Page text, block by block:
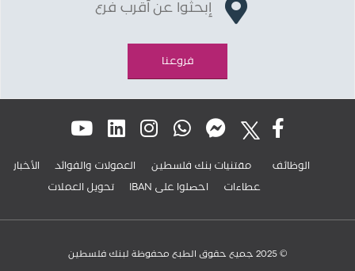
إبحثوا عن أقرب فرع
فروعنا
الوظائف مقتنيات بنك فلسطين العمولات والفوائد الأخبار
عطاءات IBAN احصلوا على تحويل العملات
© 2025 جميع حقوق الطبع محفوظة لبنك فلسطين